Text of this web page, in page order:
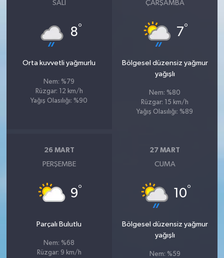
SALI
8°
Orta kuvvetli yağmurlu
Nem: %79
Rüzgar: 12 km/h
Yağış Olasılığı: %90
ÇARŞAMBA
7°
Bölgesel düzensiz yağmur
yağışlı
Nem: %80
Rüzgar: 15 km/h
Yağış Olasılığı: %89
26 MART
PERŞEMBE
9°
Parçalı Bulutlu
Nem: %68
Rüzgar: 9 km/h
27 MART
CUMA
10°
Bölgesel düzensiz yağmur
yağışlı
Nem: %59